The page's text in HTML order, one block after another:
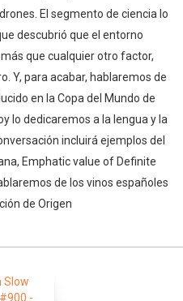
El segmento de ciencia lo
descubrió que el entorno
que cualquier otro factor,
Y, para acabar, hablaremos de
en la Copa del Mundo de
lo dedicaremos a la lengua y la
incluirá ejemplos del
Emphatic value of Definite
de los vinos españoles
de Origen